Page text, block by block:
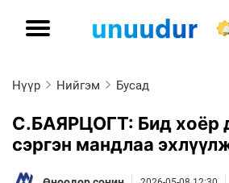
Нүүр Нийгэм Бусад
С.БАЯРЦОГТ: Бид хоёр
сэргэн мандлаа